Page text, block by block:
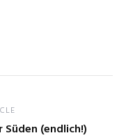
Süden (endlich!)